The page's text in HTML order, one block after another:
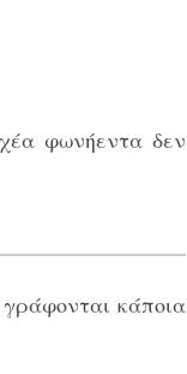
φωνήεντα δεν
κάποια